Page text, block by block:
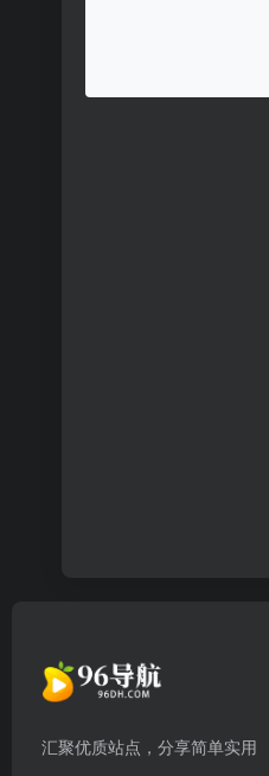
汇聚优质站点，分享简单实用